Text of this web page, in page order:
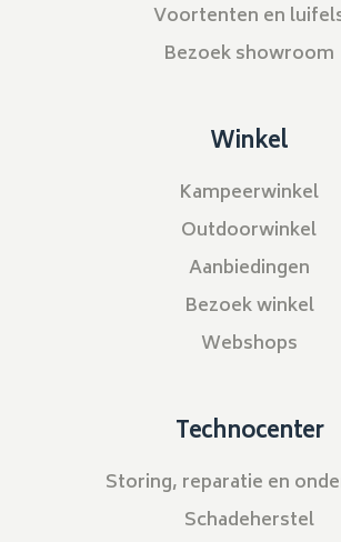
Voortenten en
Bezoek showroom
Winkel
Kampeerwinkel
Outdoorwinkel
Aanbiedingen
Bezoek winkel
Webshops
Technocenter
Storing, reparatie en
Schadeherstel